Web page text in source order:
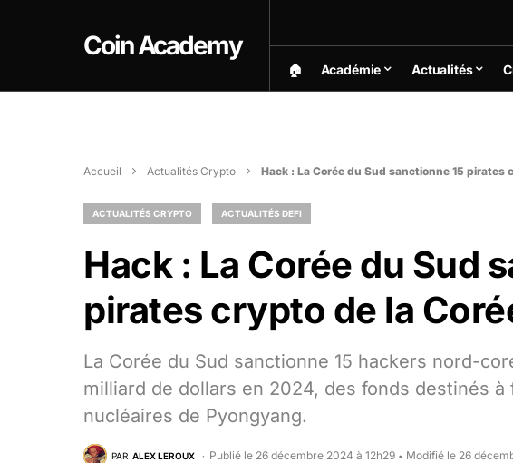
Coin Academy
🏠︎ Académie Actualités
Accueil Actualités Crypto Hack : La Corée du Sud sanctionne 15 pirates
ACTUALITÉS CRYPTO ACTUALITÉS DEFI
Hack : La Corée du Sud
pirates crypto de la
La Corée du Sud sanctionne 15 hackers nord-
milliard de dollars en 2024, des fonds destinés
nucléaires de Pyongyang.
PAR ALEX LEROUX Publié le 26 décembre 2024 à 12h29 • Modifié le 26